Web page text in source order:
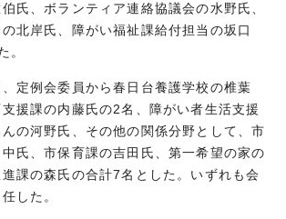
氏、ボランティア連絡協議会の水野氏、
北岸氏、障がい福祉課給付担当の坂口
。
定例会委員から春日台養護学校の椎葉
援課の内藤氏の2名、障がい者生活支援
の河野氏、その他の関係分野として、市
氏、市保育課の吉田氏、第一希望の家の
課の森氏の合計7名とした。いずれも会
した。